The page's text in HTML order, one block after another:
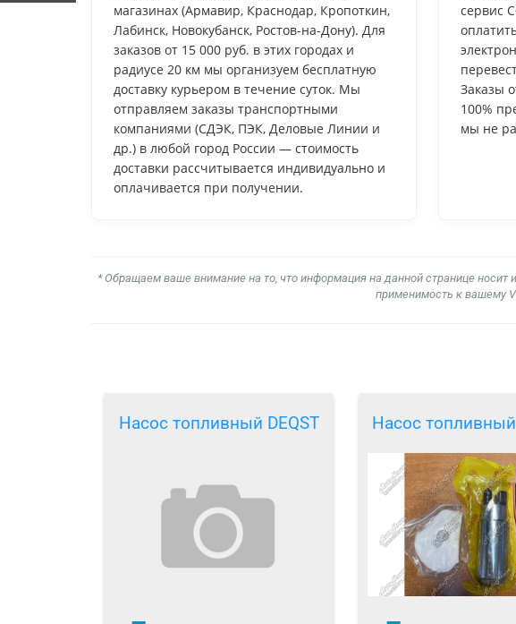
магазинах (Армавир, Краснодар, Кропоткин,
Лабинск, Новокубанск, Ростов-на-Дону). Для
заказов от 15 000 руб. в этих городах и
радиусе 20 км мы организуем бесплатную
доставку курьером в течение суток. Мы
отправляем заказы транспортными
компаниями (СДЭК, ПЭК, Деловые Линии и
др.) в любой город России — стоимость
доставки рассчитывается индивидуально и
оплачивается при получении.
сервис
Заказы
100%
мы не
* Обращаем ваше внимание на то, что информация на данной странице носит
применимость к вашему
Насос топливный DEQST Насос топливный